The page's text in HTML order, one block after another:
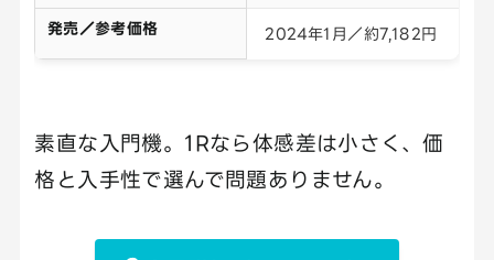
発売／参考価格 2024年1月／約7,182円
素直な入門機。1Rなら体感差は小さく、価
格と入手性で選んで問題ありません。